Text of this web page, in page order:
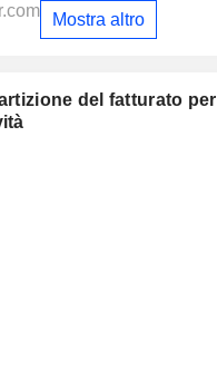
Mostra altro
del fatturato per